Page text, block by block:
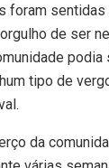
foram sentidas
de ser
tipo de
da